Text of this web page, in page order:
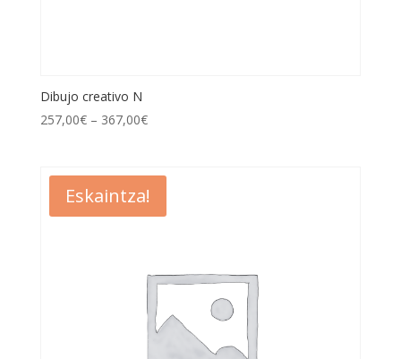
Dibujo creativo N
257,00€– 367,00€
Eskaintza!